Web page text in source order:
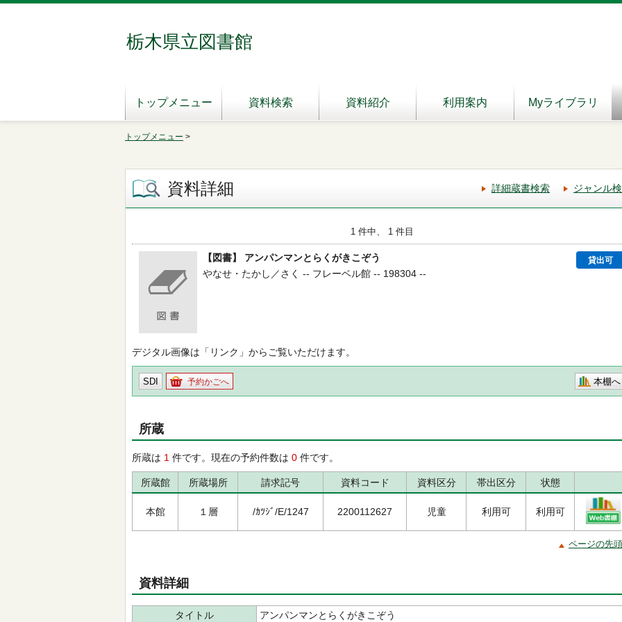
栃木県立図書館
トップメニュー 資料検索 資料紹介 利用案内 Myライブラリ
トップメニュー >
資料詳細 詳細蔵書検索 ジャンル
1 件中、 1 件目
【図書】 アンパンマンとらくがきこぞう 貸出可
やなせ・たかし／さく -- フレーベル館 -- 198304 --
デジタル画像は「リンク」からご覧いただけます。
SDI 予約かごへ 本棚へ
所蔵
所蔵は 1 件です。現在の予約件数は 0 件です。
所蔵館 所蔵場所 請求記号 資料コード 資料区分 帯出区分 状態
本館 １層 /ｶﾂｼﾞ/E/1247 2200112627 児童 利用可 利用可
ページの先
資料詳細
タイトル アンパンマンとらくがきこぞう